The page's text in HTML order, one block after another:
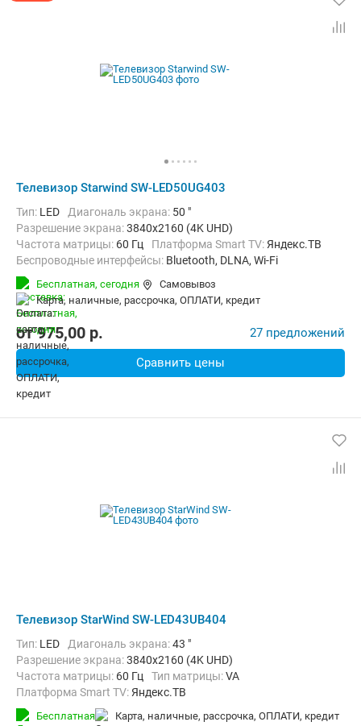
Телевизор Starwind SW-LED50UG403
Тип: LED Диагональ экрана: 50 "
Разрешение экрана:3840x2160 (4K UHD)
Частота матрицы: 60 Гц Платформа Smart TV: Яндекс.ТВ
Беспроводные интерфейсы: Bluetooth, DLNA, Wi-Fi
Бесплатная, сегодня
Самовывоз
карта, наличные, рассрочка, ОПЛАТИ, кредит
от975,00 p. 27 предложений
Сравнить цены
Телевизор StarWind SW-LED43UB404
Тип: LED Диагональ экрана:43 "
Разрешение экрана:3840x2160 (4K UHD)
Частота матрицы: 60 Гц Тип матрицы:VA
Платформа Smart TV: Яндекс.ТВ
Беспроводные интерфейсы:
Бесплатная карта, наличные, рассрочка, ОПЛАТИ, кредит